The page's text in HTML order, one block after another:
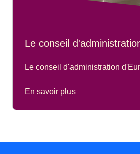
Le conseil
Le conseil d'administration
En savoir plus